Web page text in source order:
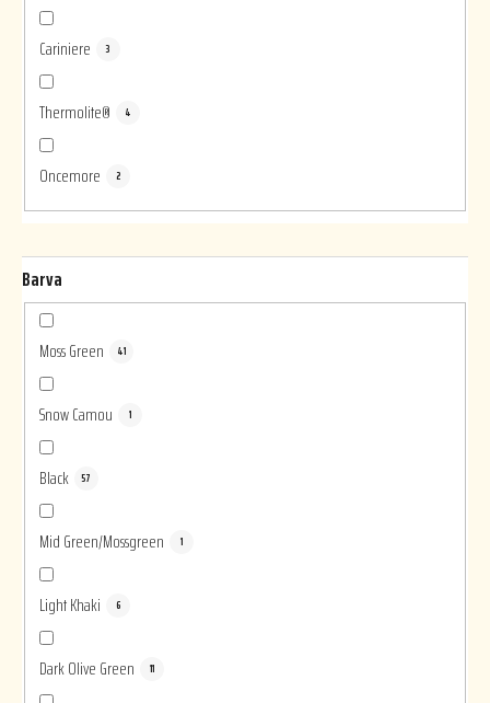
Cariniere 3
Thermolite® 4
Oncemore 2
Barva
Moss Green 41
Snow Camou 1
Black 57
Mid Green/Mossgreen 1
Light Khaki 6
Dark Olive Green 11